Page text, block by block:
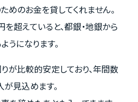
めのお金を貸してくれません。
超えていると、都銀・地銀から
うになります。
が比較的安定しており、年間数
見込めます。